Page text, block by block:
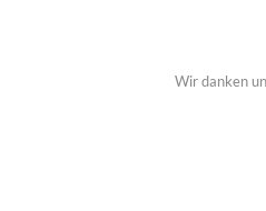
Wir danken